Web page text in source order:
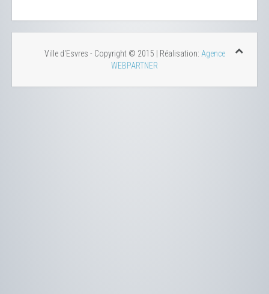
Ville d'Esvres - Copyright © 2015 | Réalisation: Agence
WEBPARTNER